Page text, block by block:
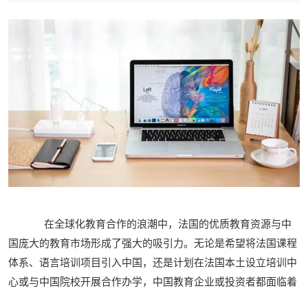
在全球化教育合作的浪潮中，法国的优质教育资源与中
国庞大的教育市场形成了强大的吸引力。无论是希望将法国课程
体系、语言培训项目引入中国，还是计划在法国本土设立培训中
心或与中国院校开展合作办学，中国教育企业或投资者都面临着